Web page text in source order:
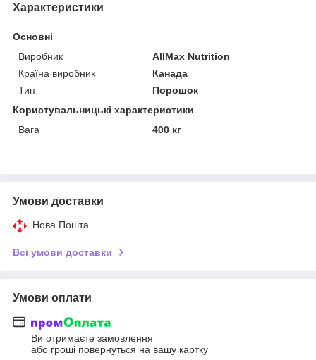
Характеристики
Основні
Виробник
AllMax Nutrition
Країна виробник
Канада
Тип
Порошок
Користувальницькі характеристики
Вага
400 кг
Умови доставки
Нова Пошта
Всі умови доставки
Умови оплати
Ви отримаєте замовлення
або гроші повернуться на вашу картку